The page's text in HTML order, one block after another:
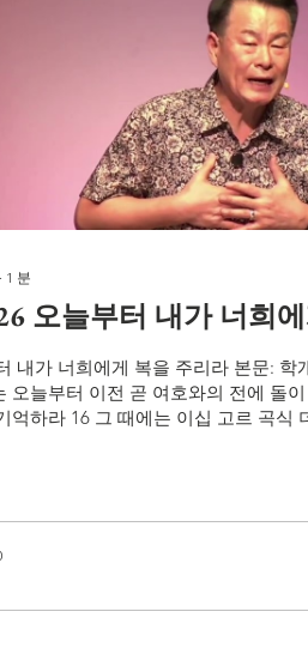
∙ 1 분
오늘부터 내가 너희
내가 너희에게 복을 주리라 본문: 학
오늘부터 이전 곧 여호와의 전에 돌
억하라 16 그 때에는 이십 고르 곡식
느니라 18 너희는 오늘 이전을 기억
성전 지대를 쌓던 날부터 기억하여
느냐 포도나무, 무화과나무, 석류나무
Community Church) - 홈페이지